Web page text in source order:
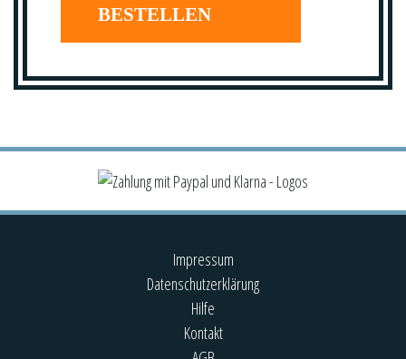
BESTELLEN
Impressum
Datenschutzerklärung
Hilfe
Kontakt